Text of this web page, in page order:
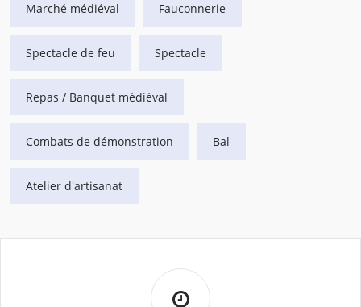
Marché médiéval Fauconnerie
Spectacle de feu Spectacle
Repas / Banquet médiéval
Combats de démonstration Bal
Atelier d'artisanat